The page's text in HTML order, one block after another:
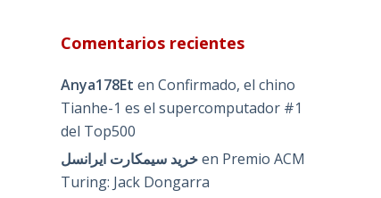
Comentarios recientes
Anya178Et enConfirmado, el chino
Tianhe-1 es el supercomputador #1
del Top500
خرید سیمکارت ایرانسلen Premio ACM
Turing: Jack Dongarra